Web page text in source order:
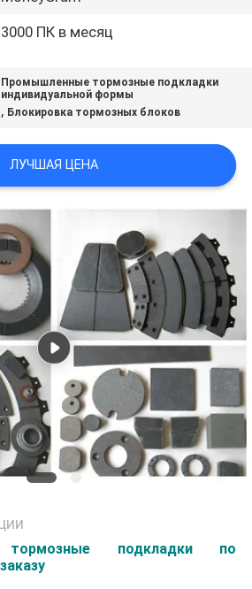
3000 ПК в месяц
Промышленные тормозные подкладки
индивидуальной формы
, Блокировка тормозных блоков
ЛУЧШАЯ ЦЕНА
тормозные подкладки по